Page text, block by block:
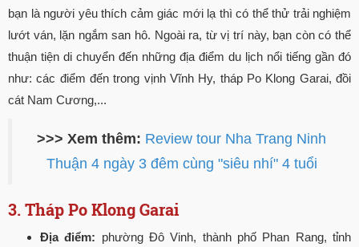
bạn là người yêu thích cảm giác mới lạ thì có thể thử trải nghiệm
lướt ván, lặn ngắm san hô. Ngoài ra, từ vị trí này, bạn còn có thể
thuận tiện di chuyển đến những địa điểm du lịch nổi tiếng gần đó
như: các điểm đến trong vịnh Vĩnh Hy, tháp Po Klong Garai, đồi
cát Nam Cương,...
>>> Xem thêm: Review tour Nha Trang Ninh
Thuận 4 ngày 3 đêm cùng "siêu nhí" 4 tuổi
3. Tháp Po Klong Garai
Địa điểm: phường Đô Vinh, thành phố Phan Rang, tỉnh